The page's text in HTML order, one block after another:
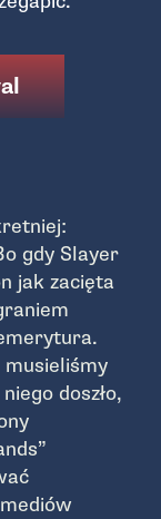
gdy Slayer
jak zacięta
musieliśmy
doszło,